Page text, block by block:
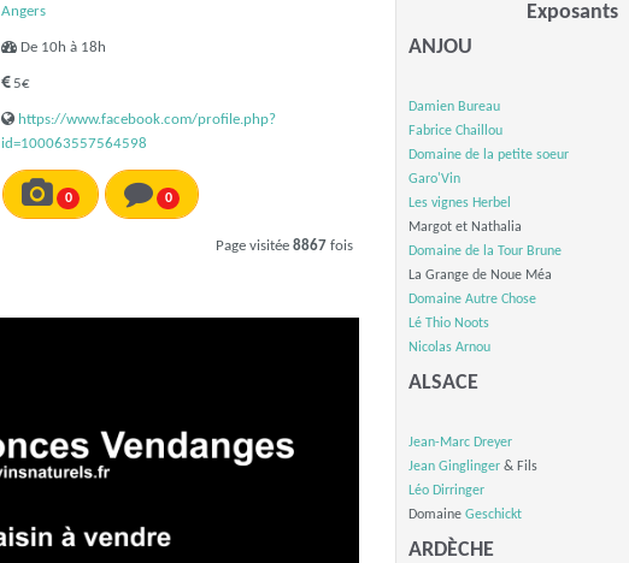
Angers
De 10h à 18h
5€
https://www.facebook.com/profile.php?
id=100063557564598
0 0
Page visitée 8867fois
Exposants
ANJOU
Damien Bureau
Fabrice Chaillou
Domaine de la petite soeur
Garo'Vin
Les vignes Herbel
Margot et Nathalia
Domaine de la Tour Brune
La Grange de Noue Méa
Domaine Autre Chose
Lé Thio Noots
Nicolas Arnou
ALSACE
Jean-Marc Dreyer
Jean Ginglinger& Fils
Léo Dirringer
Domaine Geschickt
ARDÈCHE